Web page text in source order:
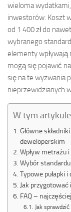
wieloma
inwestorów. Koszt
od 1 400 zł do
wybranego
elementy wpływają
mogą się pojawić
się na te wyzwania
nieprzewidzianych
W tym
Główne
deweloperskim
Wpływ metrażu
Wybór
Typowe pułapki
Jak
FAQ –
Jak